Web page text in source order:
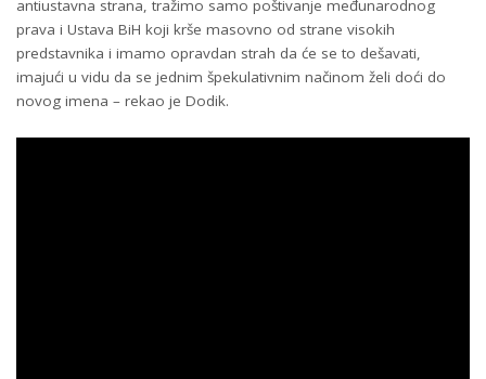
antiustavna strana, tražimo samo poštivanje međunarodnog
prava i Ustava BiH koji krše masovno od strane visokih
predstavnika i imamo opravdan strah da će se to dešavati,
imajući u vidu da se jednim špekulativnim načinom želi doći do
novog imena – rekao je Dodik.